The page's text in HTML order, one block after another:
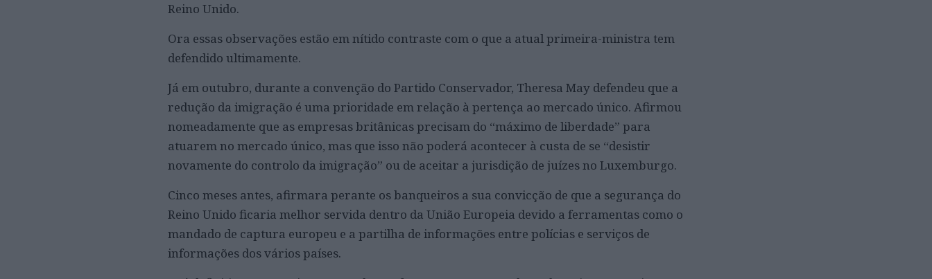
Reino Unido.
Ora essas observações estão em nítido contraste com o que a atual primeira-ministra tem
defendido ultimamente.
Já em outubro, durante a convenção do Partido Conservador, Theresa May defendeu que a
redução da imigração é uma prioridade em relação à pertença ao mercado único. Afirmou
nomeadamente que as empresas britânicas precisam do “máximo de liberdade” para
atuarem no mercado único, mas que isso não poderá acontecer à custa de se “desistir
novamente do controlo da imigração” ou de aceitar a jurisdição de juízes no Luxemburgo.
Cinco meses antes, afirmara perante os banqueiros a sua convicção de que a segurança do
Reino Unido ficaria melhor servida dentro da União Europeia devido a ferramentas como o
mandado de captura europeu e a partilha de informações entre polícias e serviços de
informações dos vários países.